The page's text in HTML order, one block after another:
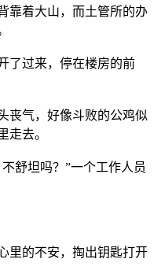
靠着大山，而土管所的办
了过来，停在楼房的前
丧气，好像斗败的公鸡似
走去。
舒坦吗？”一个工作人员
里的不安，掏出钥匙打开